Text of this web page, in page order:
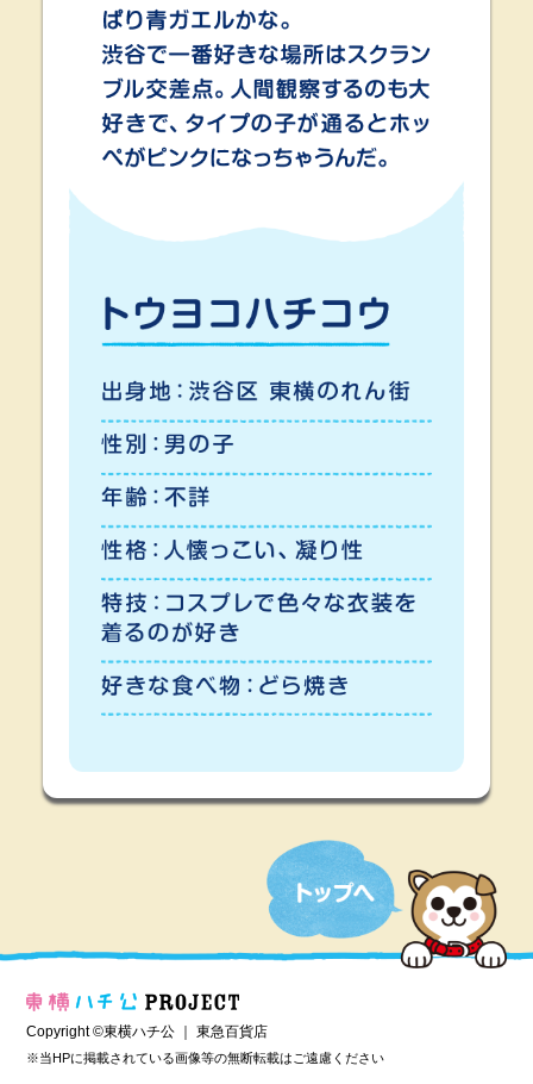
Copyright ©東横ハチ公 ｜東急百貨店
※当HPに掲載されている画像等の無断転載はご遠慮ください